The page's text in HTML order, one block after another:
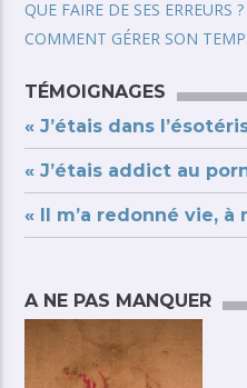
QUE FAIRE DE SES ERREURS ?
COMMENT GÉRER SON
TÉMOIGNAGES
« J’étais dans
« J’étais addict au
« Il m’a redonné vie,
A NE PAS MANQUER